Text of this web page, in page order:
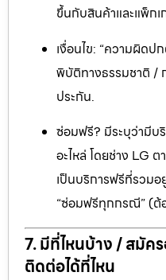
ขึ้นกับสินค้าและแพ็กเ
เงื่อนไข: “ความผิดป
พิบัติทางธรรมชาติ /
ประกัน.
ซ่อมฟรี? มีระบุว่ามีบ
อะไหล่ โดยช่าง LG
เป็นบริการฟรีที่รวมอ
“ซ่อมฟรีทุกกรณี” (ต้
7. มีที่ไหนบ้าง / สมัค
ติดต่อได้ที่ไหน